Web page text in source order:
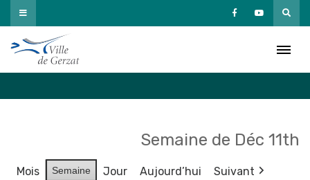
Passer
au
contenu
Semaine de Déc 11th
Mois Semaine Jour Aujourd’hui Suivant